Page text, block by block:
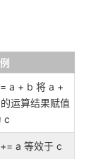
a + b 将 a +
运算结果赋值
c
a 等效于 c